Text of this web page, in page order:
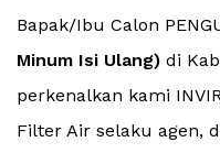
Bapak/Ibu Calon
Minum Isi Ulang) di
perkenalkan kami
Filter Air selaku agen,